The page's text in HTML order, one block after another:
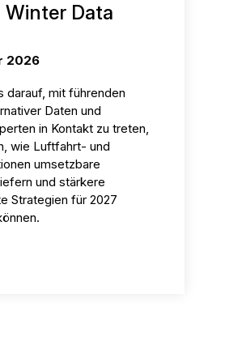
Winter Data
2026
darauf, mit führenden
Daten und
in Kontakt zu treten,
wie Luftfahrt- und
umsetzbare
und stärkere
Strategien für 2027